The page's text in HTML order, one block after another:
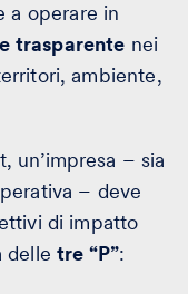
a operare in
trasparente nei
ambiente,
un’impresa – sia
– deve
di impatto
delle tre “P”: